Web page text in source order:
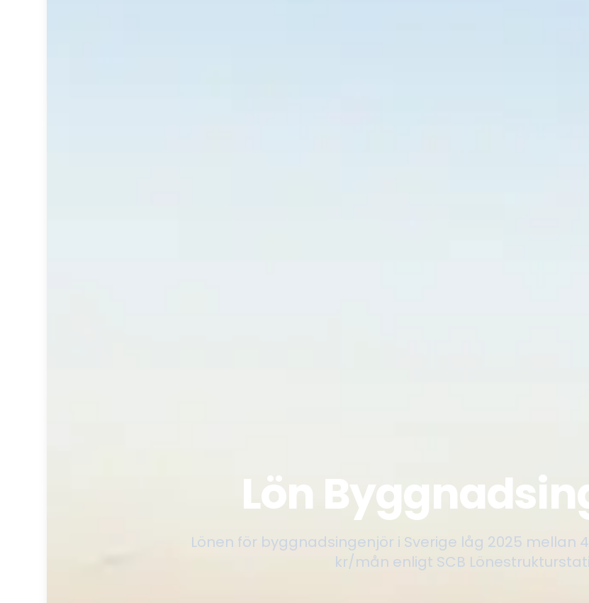
Lön
Lönen för byggnadsingenjör i Sverige låg 2025 mellan
kr/mån enligt SCB